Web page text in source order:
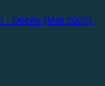
: Décès (Mai 2022).